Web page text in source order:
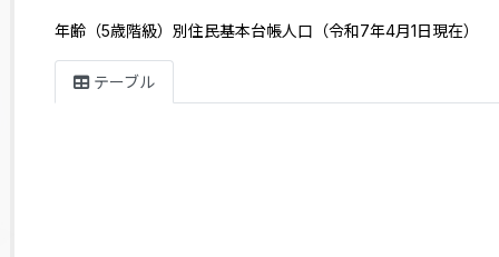
年齢（5歳階級）別住民基本台帳人口（令和7年4月1日現在）
テーブル